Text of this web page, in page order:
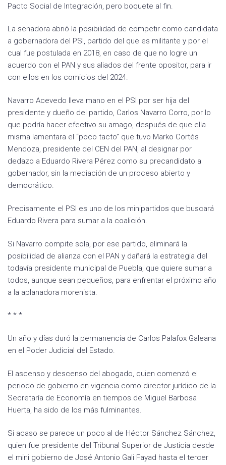
Pacto Social de Integración, pero boquete al fin.
La senadora abrió la posibilidad de competir como candidata
a gobernadora del PSI, partido del que es militante y por el
cual fue postulada en 2018, en caso de que no logre un
acuerdo con el PAN y sus aliados del frente opositor, para ir
con ellos en los comicios del 2024.
Navarro Acevedo lleva mano en el PSI por ser hija del
presidente y dueño del partido, Carlos Navarro Corro, por lo
que podría hacer efectivo su amago, después de que ella
misma lamentara el “poco tacto” que tuvo Marko Cortés
Mendoza, presidente del CEN del PAN, al designar por
dedazo a Eduardo Rivera Pérez como su precandidato a
gobernador, sin la mediación de un proceso abierto y
democrático.
Precisamente el PSI es uno de los minipartidos que buscará
Eduardo Rivera para sumar a la coalición.
Si Navarro compite sola, por ese partido, eliminará la
posibilidad de alianza con el PAN y dañará la estrategia del
todavía presidente municipal de Puebla, que quiere sumar a
todos, aunque sean pequeños, para enfrentar el próximo año
a la aplanadora morenista.
* * *
Un año y días duró la permanencia de Carlos Palafox Galeana
en el Poder Judicial del Estado.
El ascenso y descenso del abogado, quien comenzó el
periodo de gobierno en vigencia como director jurídico de la
Secretaría de Economía en tiempos de Miguel Barbosa
Huerta, ha sido de los más fulminantes.
Si acaso se parece un poco al de Héctor Sánchez Sánchez,
quien fue presidente del Tribunal Superior de Justicia desde
el mini gobierno de José Antonio Gali Fayad hasta el tercer